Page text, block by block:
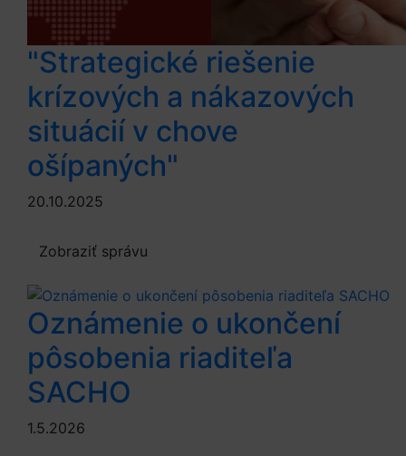
"Strategické riešenie
krízových a nákazových
situácií v chove
ošípaných"
20.10.2025
Zobraziť správu
Oznámenie o ukončení
pôsobenia riaditeľa
SACHO
1.5.2026